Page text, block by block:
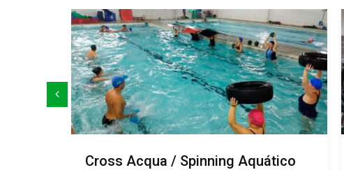
/ Spinning Aquático HIIT